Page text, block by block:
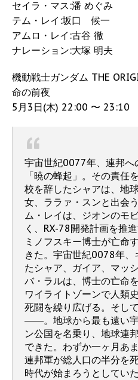
セイラ・マス:潘 めぐみ
テム・レイ:坂口 候一
アムロ・レイ:古谷 徹
ナレーション:大塚 明夫
機動戦士ガンダム THE
命の前夜
5月3日(木) 22:00 〜 23:10
宇宙世紀0077年、連邦へ
「暁の蜂起」。その責任
校を辞したシャアは、地
女、ララァ・スンと出会
ム・レイは、ジオンのモ
く、RX-78開発計画を推
ミノフスキー博士が亡命
きた。宇宙世紀0078年、
たシャア、ガイア、マッ
バ・ラルは、博士の亡命
ワイライトゾーンで人類
死闘を繰り広げる。そし
――。地球から最も遠い
ン公国を名乗り、地球連
できた。わずか一ヶ月あ
連邦軍が総人口の半分を
時代が始まろうとしてい